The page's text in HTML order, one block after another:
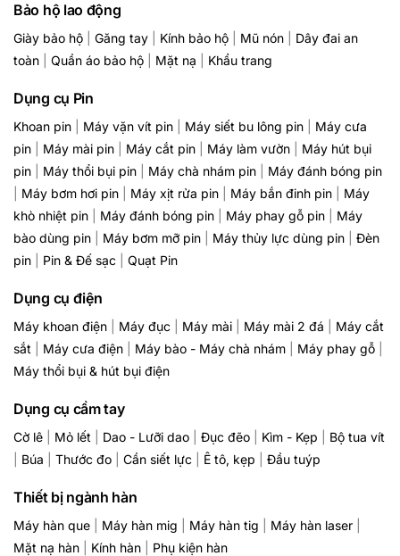
Bảo hộ lao động
Giày bảo hộ Găng tay Kính bảo hộ Mũ nón
Dây đai an
toàn
Quần áo bảo hộ Mặt nạ Khẩu trang
Dụng cụ Pin
Khoan pin Máy vặn vít pin Máy siết bu lông pin
Máy cưa
pin
Máy mài pin Máy cắt pin Máy làm vườn
Máy hút bụi
pin
Máy thổi bụi pin Máy chà nhám pin
Máy đánh bóng pin
Máy bơm hơi pin Máy xịt rửa pin Máy bắn đinh pin
Máy
khò nhiệt pin
Máy đánh bóng pin Máy phay gỗ pin
Máy
bào dùng pin
Máy bơm mỡ pin Máy thủy lực dùng pin
Đèn
pin
Pin & Đế sạc Quạt Pin
Dụng cụ điện
Máy khoan điện Máy đục Máy mài Máy mài 2 đá
Máy cắt
sắt
Máy cưa điện Máy bào - Máy chà nhám Máy phay gỗ
Máy thổi bụi & hút bụi điện
Dụng cụ cầm tay
Cờ lê Mỏ lết Dao - Lưỡi dao Đục đẽo Kìm - Kẹp
Bộ tua vít
Búa Thước đo Cần siết lực Ê tô, kẹp Đầu tuýp
Thiết bị ngành hàn
Máy hàn que Máy hàn mig Máy hàn tig Máy hàn laser
Mặt nạ hàn
Kính hàn Phụ kiện hàn